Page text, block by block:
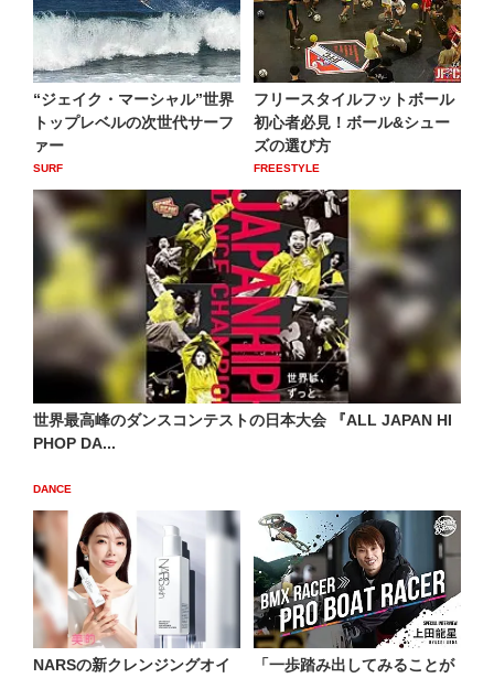
“ジェイク・マーシャル”世界
トップレベルの次世代サーフ
ァー
SURF
フリースタイルフットボール
初心者必見！ボール&シュー
ズの選び方
FREESTYLE
世界最高峰のダンスコンテストの日本大会 『ALL JAPAN HI
PHOP DA...
DANCE
NARSの新クレンジングオイ
「一歩踏み出してみることが